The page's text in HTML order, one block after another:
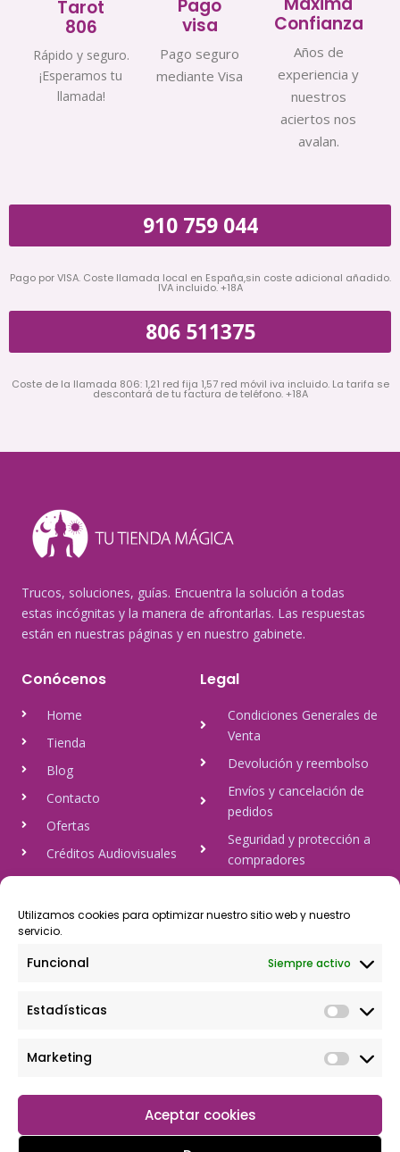
Utilizamos cookies para optimizar nuestro sitio web y nuestro
servicio.
Funcional Siempre activo
Estadísticas
Marketing
Aceptar cookies
Tarot
806
Rápido y seguro.
¡Esperamos tu
llamada!
Pago
visa
Pago seguro
mediante Visa
Confianza
Años de
experiencia y
nuestros
aciertos nos
avalan.
910 759 044
Pago por VISA. Coste llamada local en España,sin coste adicional añadido.
IVA incluido. +18A
806 511375
Coste de la llamada 806: 1,21 red fija 1,57 red móvil iva incluido. La tarifa se
descontará de tu factura de teléfono. +18A
Trucos, soluciones, guías. Encuentra la solución a todas
estas incógnitas y la manera de afrontarlas. Las respuestas
están en nuestras páginas y en nuestro gabinete.
Conócenos
Home
Tienda
Blog
Contacto
Ofertas
Créditos Audiovisuales
tulineamagica.com
Legal
Condiciones Generales de
Venta
Devolución y reembolso
Envíos y cancelación de
pedidos
Seguridad y protección a
compradores
Política de cookies